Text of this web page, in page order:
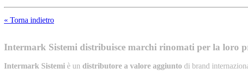
« Torna indietro
Intermark Sistemi distribuisce marchi rinomati per la loro
Intermark Sistemi è un distributore a valore aggiunto di brand